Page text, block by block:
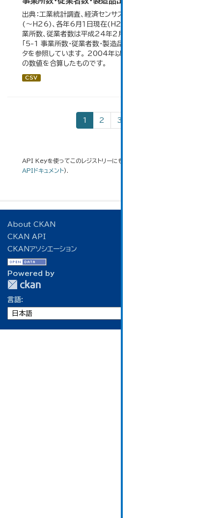
出典：工業統計調査、経済センサス。各年12月31日現在
(～H26)、各年6月１日現在(H27～)。 平成23年のみ事
業所数、従業者数は平成24年2月1日現在。 大仙市の統計
「5-1 事業所数・従業者数・製造品出荷額等の推移」のデー
タを参照しています。 2004年以前の数値は合併前市町村
の数値を合算したものです。
CSV
1 2 3
API Keyを使ってこのレジストリーにもアクセス可能です
APIドキュメント).
About CKAN
CKAN API
CKANアソシエーション
Powered by
言語